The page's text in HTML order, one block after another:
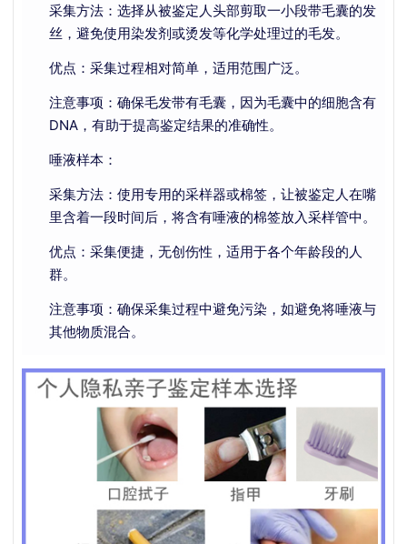
采集方法：选择从被鉴定人头部剪取一小段带毛囊的发
丝，避免使用染发剂或烫发等化学处理过的毛发。
优点：采集过程相对简单，适用范围广泛。
注意事项：确保毛发带有毛囊，因为毛囊中的细胞含有
DNA，有助于提高鉴定结果的准确性。
唾液样本：
采集方法：使用专用的采样器或棉签，让被鉴定人在嘴
里含着一段时间后，将含有唾液的棉签放入采样管中。
优点：采集便捷，无创伤性，适用于各个年龄段的人
群。
注意事项：确保采集过程中避免污染，如避免将唾液与
其他物质混合。